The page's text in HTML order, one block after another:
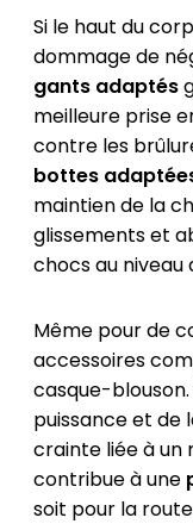
Si le haut du
dommage de
gants adaptés
meilleure prise
contre les
bottes
maintien de la
glissements et
chocs au niveau
Même pour de
accessoires
casque-
puissance et de
crainte liée à un
contribue à une
soit pour la